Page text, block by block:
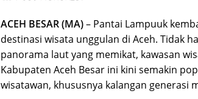
ACEH BESAR (MA)– Pantai Lampuuk
destinasi wisata unggulan di Aceh. Tidak
panorama laut yang memikat, kawasan
Kabupaten Aceh Besar ini kini semakin
wisatawan, khususnya kalangan generasi